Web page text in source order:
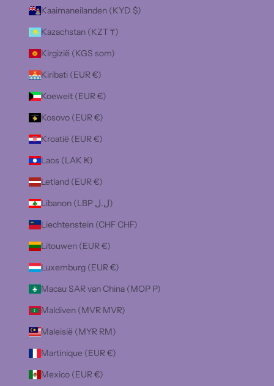
Kaaimaneilanden (KYD $)
Kazachstan (KZT ₸)
Kirgizië (KGS som)
Kiribati (EUR €)
Koeweit (EUR €)
Kosovo (EUR €)
Kroatië (EUR €)
Laos (LAK ₭)
Letland (EUR €)
Libanon (LBP ل.ل)
Liechtenstein (CHF CHF)
Litouwen (EUR €)
Luxemburg (EUR €)
Macau SAR van China (MOP P)
Maldiven (MVR MVR)
Maleisië (MYR RM)
Martinique (EUR €)
Mexico (EUR €)